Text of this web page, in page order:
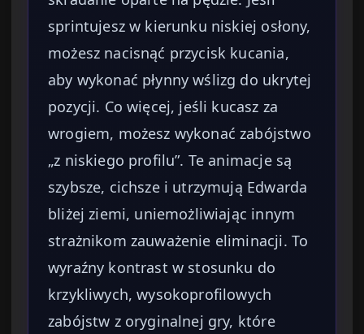
sprintujesz w kierunku niskiej osłony,
możesz nacisnąć przycisk kucania,
aby wykonać płynny wślizg do ukrytej
pozycji. Co więcej, jeśli kucasz za
wrogiem, możesz wykonać zabójstwo
„z niskiego profilu”. Te animacje są
szybsze, cichsze i utrzymują Edwarda
bliżej ziemi, uniemożliwiając innym
strażnikom zauważenie eliminacji. To
wyraźny kontrast w stosunku do
krzykliwych, wysokoprofilowych
zabójstw z oryginalnej gry, które